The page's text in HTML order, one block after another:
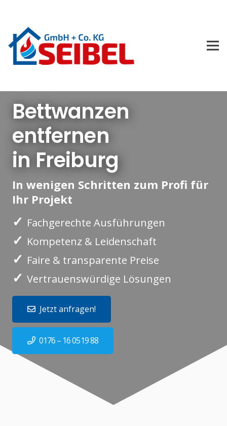
Bettwanzen
entfernen
in Freiburg
In wenigen Schritten zum Profi für
Ihr Projekt
✓ Fachgerechte Ausführungen
✓ Kompetenz & Leidenschaft
✓ Faire & transparente Preise
✓ Vertrauenswürdige Lösungen
Jetzt anfragen!
0176 – 16 0519 88